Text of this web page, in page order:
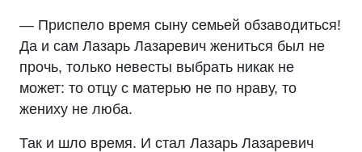
— Приспело время сыну семьей обзаводиться!
Да и сам Лазарь Лазаревич жениться был не
прочь, только невесты выбрать никак не
может: то отцу с матерью не по нраву, то
жениху не люба.
Так и шло время. И стал Лазарь Лазаревич